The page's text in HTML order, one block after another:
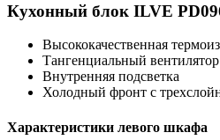
Кухонный блок ILVE
Высококачественная
Тангенциальный
Внутренняя подсветка
Холодный фронт с
Характеристики левого шкафа